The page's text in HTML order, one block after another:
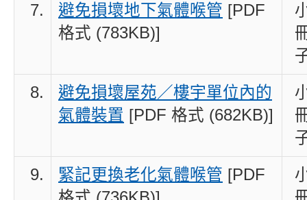
7. 避免損壞地下氣體喉管 [PDF
格式 (783KB)]
8.
避免損壞屋苑／樓宇單位內的
氣體裝置 [PDF 格式 (682KB)]
9. 緊記更換老化氣體喉管 [PDF